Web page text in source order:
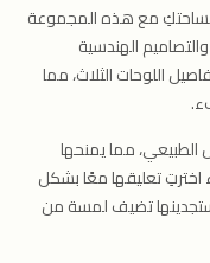
مساحتكِ مع هذه المجموعة
والتصاميم الهندسية
اللوحات الثلاث، مما
مما يمنحها
اخترتِ تعليقها معًا بشكل
ستجدينها تضيف لمسة من